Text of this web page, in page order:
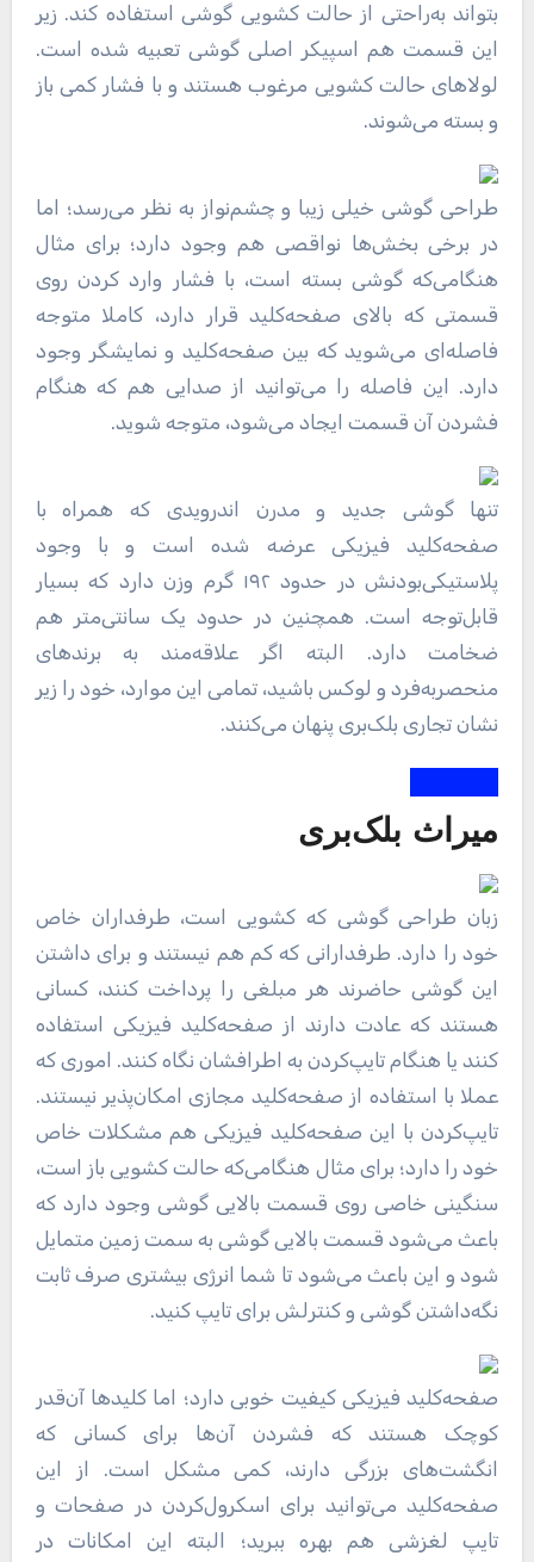
بتواند به‌راحتی از حالت کشویی گوشی استفاده کند. زیر
این قسمت هم اسپیکر اصلی گوشی تعبیه ‌شده است.
لولا‌های حالت کشویی مرغوب هستند و با فشار کمی باز
و بسته می‌شوند.
طراحی گوشی خیلی زیبا و چشم‌نواز به نظر می‌رسد؛ اما
در برخی بخش‌ها نواقصی هم وجود دارد؛ برای مثال
هنگامی‌که گوشی بسته است، با فشار وارد کردن روی
قسمتی که بالای صفحه‌کلید قرار دارد، کاملا متوجه
فاصله‌ای می‌شوید که بین صفحه‌کلید و نمایشگر وجود
دارد. این فاصله را می‌توانید از صدایی هم که هنگام
فشردن آن قسمت ایجاد می‌شود، متوجه شوید.
تنها گوشی جدید و مدرن اندرویدی که همراه با
صفحه‌کلید فیزیکی عرضه ‌شده است و با وجود
پلاستیکی‌بودنش در حدود ۱۹۲ گرم وزن دارد که بسیار
قابل‌توجه است. همچنین در حدود یک سانتی‌متر هم
ضخامت دارد. البته اگر علاقه‌مند به برند‌های
منحصربه‌فرد و لوکس باشید، تمامی این موارد، خود را زیر
نشان تجاری بلک‌بری پنهان می‌کنند.
میراث بلک‌بری
زبان طراحی گوشی که کشویی است، طرفداران خاص
خود را دارد. طرفدارانی که کم هم نیستند و برای داشتن
این گوشی حاضرند هر مبلغی را پرداخت کنند، کسانی
هستند که عادت دارند از صفحه‌کلید فیزیکی استفاده
کنند یا هنگام تایپ‌کردن به اطرافشان نگاه کنند. اموری که
عملا با استفاده از صفحه‌کلید مجازی امکان‌پذیر نیستند.
تایپ‌کردن با این صفحه‌کلید فیزیکی هم مشکلات خاص
خود را دارد؛ برای مثال هنگامی‌که حالت کشویی باز است،
سنگینی خاصی روی قسمت بالایی گوشی وجود دارد که
باعث می‌شود قسمت بالایی گوشی به سمت زمین متمایل
شود و این باعث می‌شود تا شما انرژی بیشتری صرف ثابت
نگه‌داشتن گوشی و کنترلش برای تایپ کنید.
صفحه‌کلید فیزیکی کیفیت خوبی دارد؛ اما کلید‌ها آن‌قدر
کوچک هستند که فشردن آن‌ها برای کسانی که
انگشت‌های بزرگی دارند، کمی مشکل است. از این
صفحه‌کلید می‌توانید برای اسکرول‌کردن در صفحات و
تایپ لغزشی هم بهره ببرید؛ البته این امکانات در